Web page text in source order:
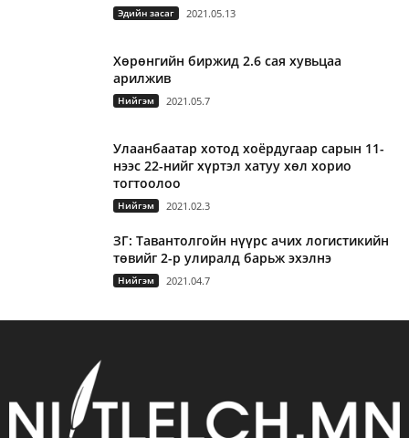
Эдийн засаг 2021.05.13
Хөрөнгийн биржид 2.6 сая хувьцаа
арилжив
Нийгэм 2021.05.7
Улаанбаатар хотод хоёрдугаар сарын 11-
нээс 22-нийг хүртэл хатуу хөл хорио
тогтоолоо
Нийгэм 2021.02.3
ЗГ: Тавантолгойн нүүрс ачих логистикийн
төвийг 2-р улиралд барьж эхэлнэ
Нийгэм 2021.04.7